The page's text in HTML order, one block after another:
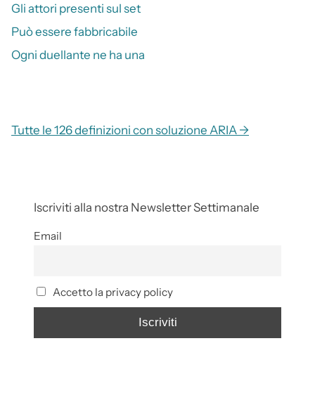
Gli attori presenti sul set
Può essere fabbricabile
Ogni duellante ne ha una
Tutte le 126 definizioni con soluzione ARIA →
Iscriviti alla nostra Newsletter Settimanale
Email
Accetto la privacy policy